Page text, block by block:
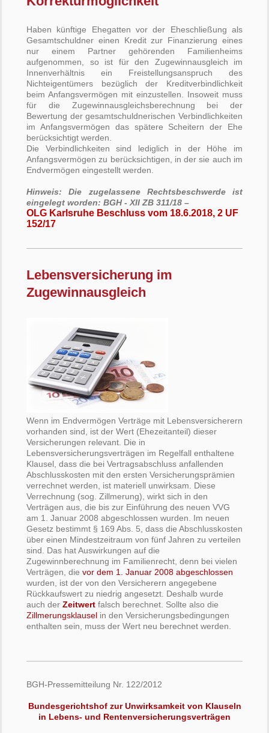
Haben künftige Ehegatten vor der Eheschließung als
Gesamtschuldner einen Kredit zur Finanzierung eines
nur einem Partner gehörenden Familienheims
aufgenommen, so ist für den Zugewinnausgleich im
Innenverhältnis ein Freistellungsanspruch des
Nichteigentümers bezüglich der Kreditverbindlichkeit
beim Anfangsvermögen mit einzustellen. Insoweit muss
für die Zugewinnausgleichsberechnung bei der
Bewertung der gesamtschuldnerischen Verbindlichkeiten
im Anfangsvermögen das spätere Scheitern der Ehe
berücksichtigt werden.
Die Verbindlichkeiten sind lediglich in der Höhe im
Anfangsvermögen zu berücksichtigen, in der sie auch im
Endvermögen eingestellt werden.
Hinweis: Die zugelassene Rechtsbeschwerde ist
eingelegt worden: BGH - XII ZB 311/18 –
OLG Karlsruhe Beschluss vom 18.6.2018, 2 UF
152/17
Lebensversicherung im
Zugewinnausgleich
Wenn im Endvermögen Verträge mit Lebensversicherern
vorhanden sind, ist der Wert (Ehezeitanteil) dieser
Versicherungen relevant. Die in
Lebensversicherungsverträgen im Regelfall enthaltene
Klausel, dass die bei Vertragsabschluss anfallenden
Abschlusskosten mit den ersten Versicherungsprämien
verrechnet werden, ist materiell unwirksam. Diese
Verrechnung (sog. Zillmerung), wirkt sich in den
Verträgen aus, die bis zur Einführung des neuen VVG
am 1. Januar 2008 abgeschlossen wurden. Im neuen
Gesetz bestimmt § 169 Abs. 5, dass die Abschlusskosten
über einen Mindestzeitraum von fünf Jahren zu verteilen
sind. Das hat Auswirkungen auf die
Zugewinnberechnung im Familienrecht, denn bei vielen
Verträgen, die vor dem 1. Januar 2008 abgeschlossen
wurden, ist der von den Versicherern angegebene
Rückkaufswert zu niedrig angesetzt. Deshalb wurde
auch der Zeitwert falsch berechnet. Sollte also die
Zillmerungsklausel in den Versicherungsbedingungen
enthalten sein, muss der Wert neu berechnet werden.
BGH-Pressemitteilung Nr. 122/2012
Bundesgerichtshof zur Unwirksamkeit von Klauseln
in Lebens- und Rentenversicherungsverträgen